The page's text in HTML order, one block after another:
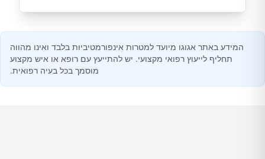
המידע באתר אגוגו מיועד למטרות אינפורמטיביות בלבד ואינו מהווה
תחליף לייעוץ רפואי מקצועי. יש להתייעץ עם רופא או איש מקצוע
מוסמך בכל בעיה רפואית.